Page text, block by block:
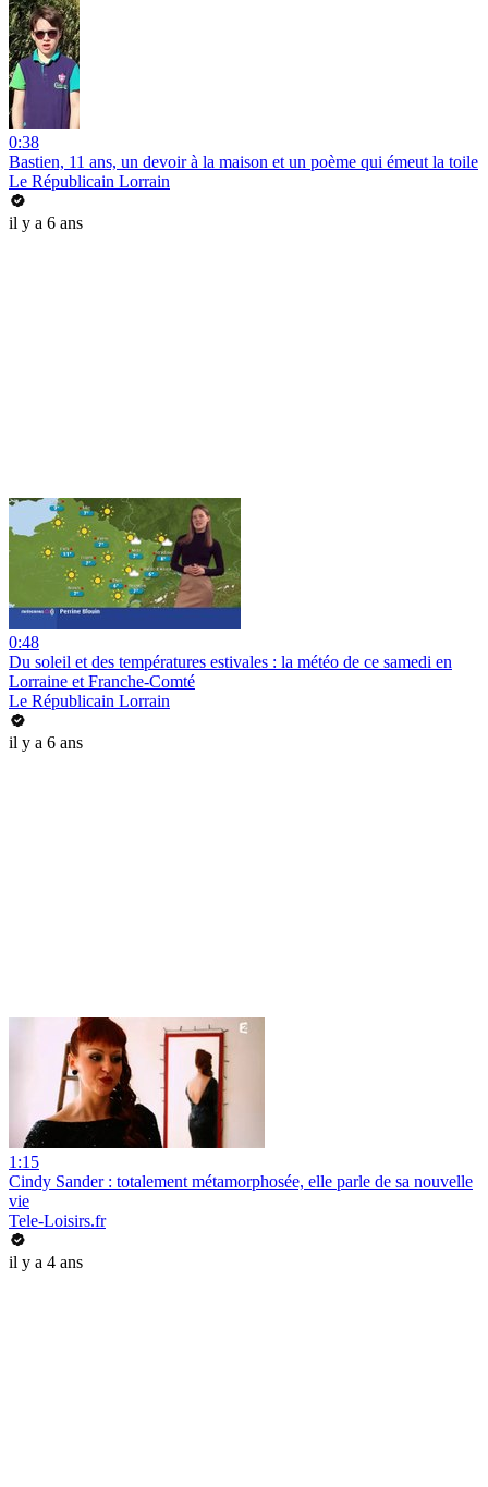
0:38
Bastien, 11 ans, un devoir à la maison et un poème qui émeut la toile
Le Républicain Lorrain
il y a 6 ans
0:48
Du soleil et des températures estivales : la météo de ce samedi en
Lorraine et Franche-Comté
Le Républicain Lorrain
il y a 6 ans
1:15
Cindy Sander : totalement métamorphosée, elle parle de sa nouvelle
vie
Tele-Loisirs.fr
il y a 4 ans